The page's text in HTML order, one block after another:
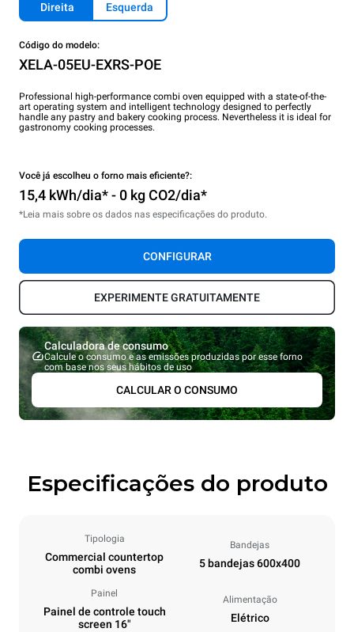
Direita Esquerda
Código do modelo:
XELA-05EU-EXRS-POE
Professional high-performance combi oven equipped with a state-of-the-
art operating system and intelligent technology designed to perfectly
handle any pastry and bakery cooking process. Nevertheless it is ideal for
gastronomy cooking processes.
Você já escolheu o forno mais eficiente?:
15,4 kWh/dia* - 0 kg CO2/dia*
*Leia mais sobre os dados nas especificações do produto.
CONFIGURAR
EXPERIMENTE GRATUITAMENTE
Calculadora de consumo
Calcule o consumo e as emissões produzidas por esse forno
com base nos seus hábitos de uso
CALCULAR O CONSUMO
Especificações do produto
Tipologia
Commercial countertop
combi ovens
Bandejas
5 bandejas 600x400
Painel
Painel de controle touch
screen 16"
Alimentação
Elétrico